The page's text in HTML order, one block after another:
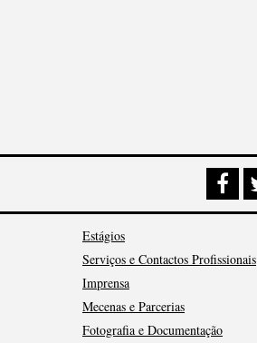
Estágios
Serviços e Contactos Profissionais
Imprensa
Mecenas e Parcerias
Fotografia e Documentação